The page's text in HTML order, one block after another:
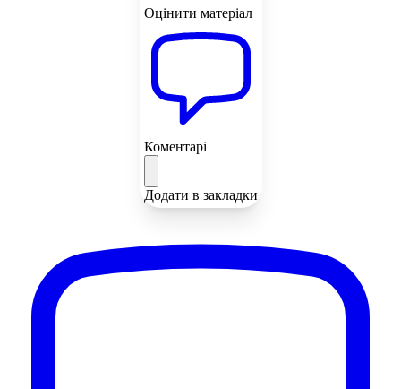
Оцінити матеріал
Коментарі
Додати в закладки